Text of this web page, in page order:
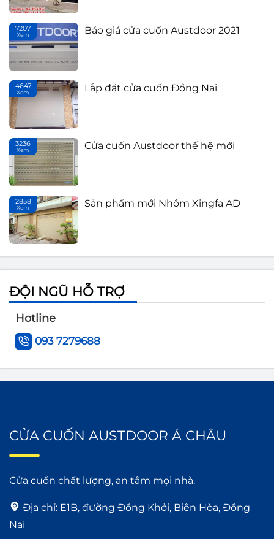
Cửa cuốn Austdoor thế hệ mới
Sản phẩm mới Nhôm Xingfa AD
7207
Xem Báo giá cửa cuốn Austdoor 2021
4647
Xem Lắp đặt cửa cuốn Đồng Nai
3236
Xem Cửa cuốn Austdoor thế hệ mới
2858
Xem Sản phẩm mới Nhôm Xingfa AD
ĐỘI NGŨ HỖ TRỢ
Hotline
093 7279688
CỬA CUỐN AUSTDOOR Á CHÂU
Cửa cuốn chất lượng, an tâm mọi nhà.
Địa chỉ: E1B, đường Đồng Khởi, Biên Hòa, Đồng
Nai